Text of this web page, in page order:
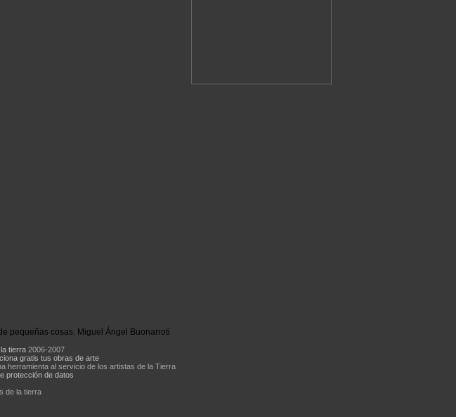
pequeñas cosas. Miguel Ángel Buonarroti
tierra2006-2007
gratis tus obras de arte
herramienta al servicio de los artistas de la Tierra
protección de datos
de la tierra